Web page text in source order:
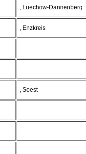
, Luechow-Dannenberg
, Enzkreis
, Soest